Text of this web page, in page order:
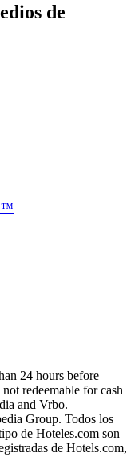
de
24 hours before
redeemable for cash
and Vrbo.
Group. Todos los
de Hoteles.com son
de Hotels.com,